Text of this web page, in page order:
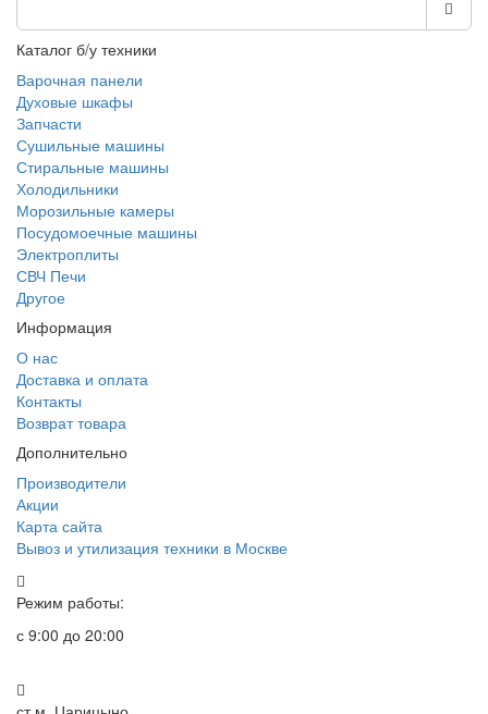
Каталог б/у техники
Варочная панели
Духовые шкафы
Запчасти
Сушильные машины
Стиральные машины
Холодильники
Морозильные камеры
Посудомоечные машины
Электроплиты
СВЧ Печи
Другое
Информация
О нас
Доставка и оплата
Контакты
Возврат товара
Дополнительно
Производители
Акции
Карта сайта
Вывоз и утилизация техники в Москве
Режим работы:
с 9:00 до 20:00